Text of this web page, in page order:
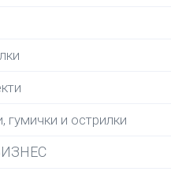
гумички и острилки